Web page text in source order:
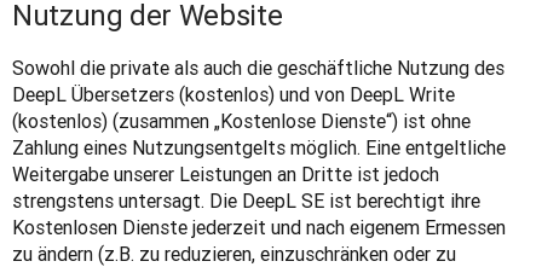
Nutzung der Website
Sowohl die private als auch die geschäftliche Nutzung des
DeepL Übersetzers (kostenlos) und von DeepL Write
(kostenlos) (zusammen „Kostenlose Dienste“) ist ohne
Zahlung eines Nutzungsentgelts möglich. Eine entgeltliche
Weitergabe unserer Leistungen an Dritte ist jedoch
strengstens untersagt. Die DeepL SE ist berechtigt ihre
Kostenlosen Dienste jederzeit und nach eigenem Ermessen
zu ändern (z.B. zu reduzieren, einzuschränken oder zu